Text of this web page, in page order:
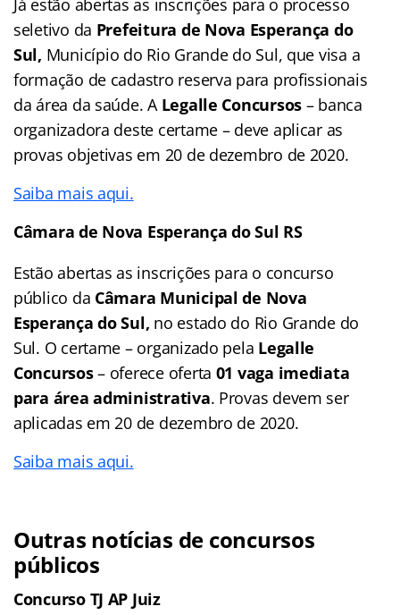
Já estão abertas as inscrições para o processo
seletivo da Prefeitura de Nova Esperança do
Sul, Município do Rio Grande do Sul, que visa a
formação de cadastro reserva para profissionais
da área da saúde. A Legalle Concursos – banca
organizadora deste certame – deve aplicar as
provas objetivas em 20 de dezembro de 2020.
Saiba mais aqui.
Câmara de Nova Esperança do Sul RS
Estão abertas as inscrições para o concurso
público da Câmara Municipal de Nova
Esperança do Sul, no estado do Rio Grande do
Sul. O certame – organizado pela Legalle
Concursos– oferece oferta 01 vaga imediata
para área administrativa. Provas devem ser
aplicadas em 20 de dezembro de 2020.
Saiba mais aqui.
Outras notícias de concursos
públicos
Concurso TJ AP Juiz